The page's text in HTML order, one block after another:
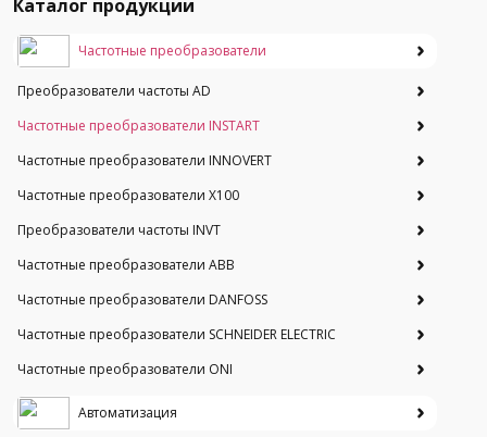
Каталог продукции
Частотные преобразователи
Преобразователи частоты AD
Частотные преобразователи INSTART
Частотные преобразователи INNOVERT
Частотные преобразователи Х100
Преобразователи частоты INVT
Частотные преобразователи ABB
Частотные преобразователи DANFOSS
Частотные преобразователи SCHNEIDER ELECTRIC
Частотные преобразователи ONI
Автоматизация